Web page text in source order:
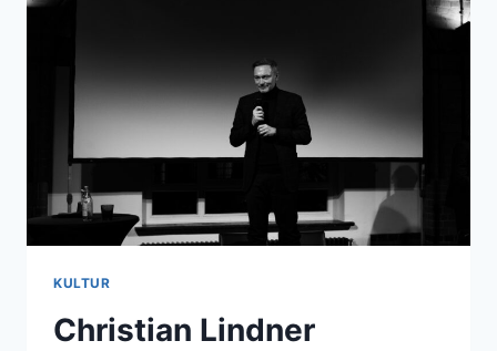
KULTUR
Christian Lindner